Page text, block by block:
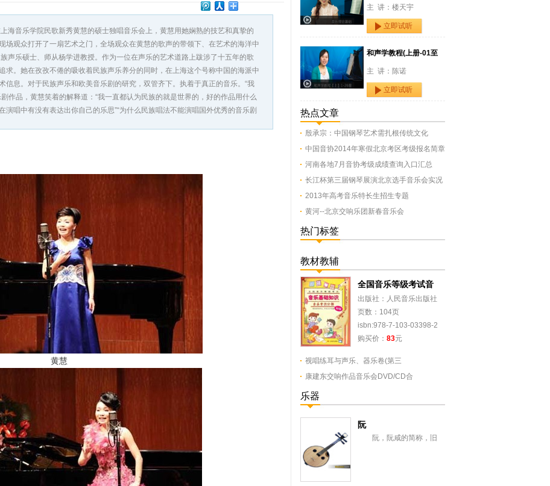
院民歌新秀黄慧的硕士独唱音乐会上，黄慧用她娴熟的技艺和真挚的
场观众打开了一扇艺术之门，全场观众在黄慧的歌声的带领下、在艺术的海洋中
乐硕士、师从杨学进教授。作为一位在声乐的艺术道路上跋涉了十五年的歌
求。她在孜孜不倦的吸收着民族声乐养分的同时，在上海这个号称中国的海派中
信息。对于民族声乐和欧美音乐剧的研究，双管齐下。执着于真正的音乐。“我
作品，黄慧笑着的解释道：“我一直都认为民族的就是世界的，好的作品用什么
唱中有没有表达出你自己的乐思”“为什么民族唱法不能演唱国外优秀的音乐剧
黄慧
主 讲：楼天宇
立即试听
和声学教程(上册-01至
主 讲：陈诺
立即试听
热点文章
殷承宗：中国钢琴艺术需扎根传统文化
中国音协2014年寒假北京考区考级报名简章
河南各地7月音协考级成绩查询入口汇总
长江杯第三届钢琴展演北京选手音乐会实况
2013年高考音乐特长生招生专题
黄河--北京交响乐团新春音乐会
热门标签
教材教辅
全国音乐等级考试音
出版社：人民音乐出版社
页数：104页
isbn:978-7-103-03398-2
购买价： 83元
视唱练耳与声乐、器乐卷(第三
康建东交响作品音乐会DVD/CD合
乐器
阮
阮，阮咸的简称，旧